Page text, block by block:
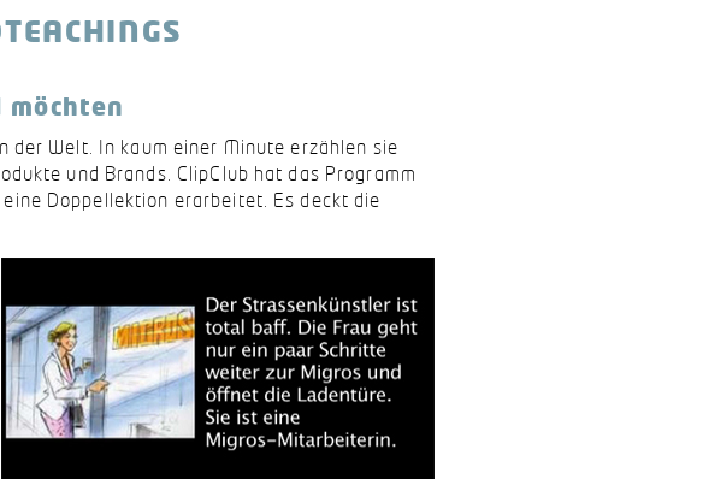
möchten
der Welt. In kaum einer Minute erzählen sie
und Brands. ClipClub hat das Programm
Doppellektion erarbeitet. Es deckt die